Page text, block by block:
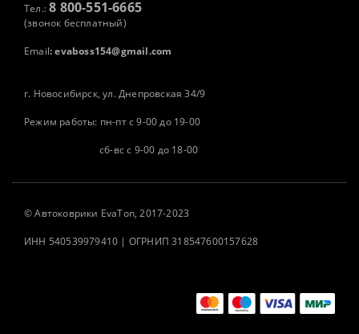
Тел.:8 800-551-6665
(звонок бесплатный)
Email: evaboss154@gmail.com
г. Новосибирск, ул. Днепровская 34/9
Режим работы: пн-пт с 9-00 до 19-00
сб-вс с 9-00 до 18-00
©Автоковрики EvaTon, 2017-2023
ИНН 540539979410 | ОГРНИП 318547600157628